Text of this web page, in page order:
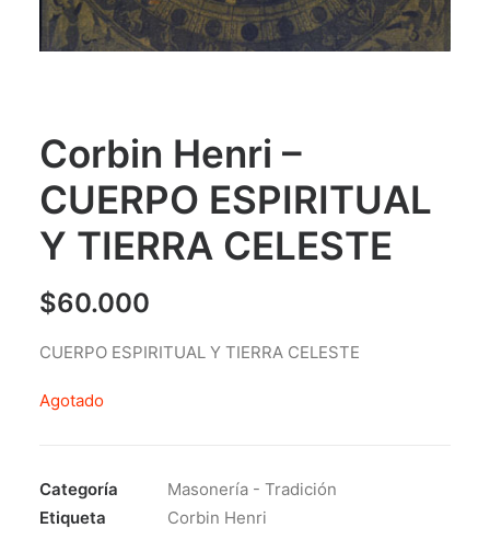
Corbin Henri –
CUERPO ESPIRITUAL
Y TIERRA CELESTE
$60.000
CUERPO ESPIRITUAL Y TIERRA CELESTE
Agotado
Categoría
Masonería - Tradición
Etiqueta
Corbin Henri